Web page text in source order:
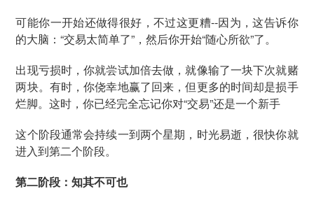
可能你一开始还做得很好，不过这更糟--因为，这告诉你
的大脑：“交易太简单了”，然后你开始“随心所欲”了。
出现亏损时，你就尝试加倍去做，就像输了一块下次就赌
两块。有时，你侥幸地赢了回来，但更多的时间却是损手
烂脚。这时，你已经完全忘记你对“交易”还是一个新手
这个阶段通常会持续一到两个星期，时光易逝，很快你就
进入到第二个阶段。
第二阶段：知其不可也